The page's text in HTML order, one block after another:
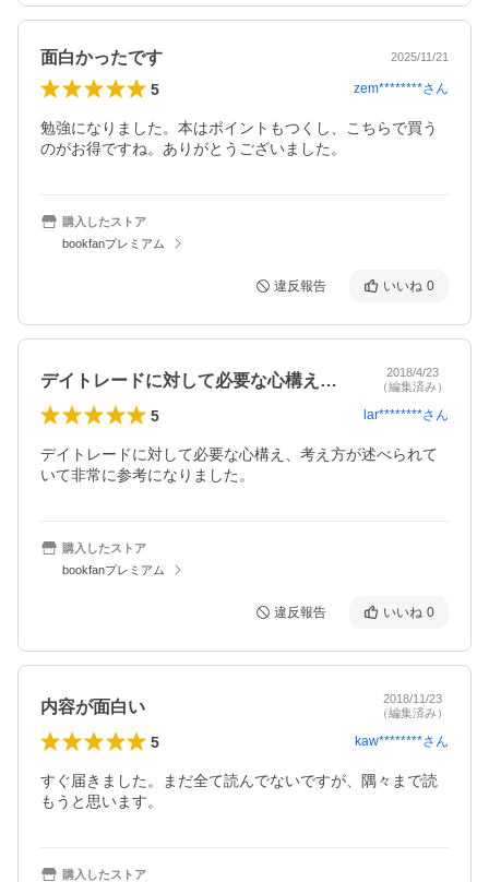
面白かったです 2025/11/21
5 zem********さん
勉強になりました。本はポイントもつくし、こちらで買う
のがお得ですね。ありがとうございました。
購入したストア
bookfanプレミアム
違反報告 いいね 0
デイトレードに対して必要な心構え、考え…
2018/4/23
（編集済み）
5 lar********さん
デイトレードに対して必要な心構え、考え方が述べられて
いて非常に参考になりました。
購入したストア
bookfanプレミアム
違反報告 いいね 0
内容が面白い
2018/11/23
（編集済み）
5 kaw********さん
すぐ届きました。まだ全て読んでないですが、隅々まで読
もうと思います。
購入したストア